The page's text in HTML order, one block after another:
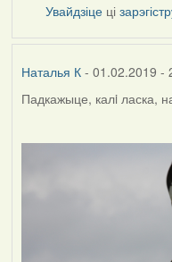
Увайдзіце ці
Наталья К- 01.02.2019 -
Падкажыце, калi ласка,